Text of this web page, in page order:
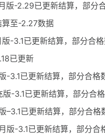
版-2.29已更新结算，部分
至-2.27数据
-3.1已更新结算，部分合
已更新
-3.1已更新结算，部分合格
-3.1已更新结算，部分合
–3.1已更新结算，部分合格
版-3.1已更新结算，部分合